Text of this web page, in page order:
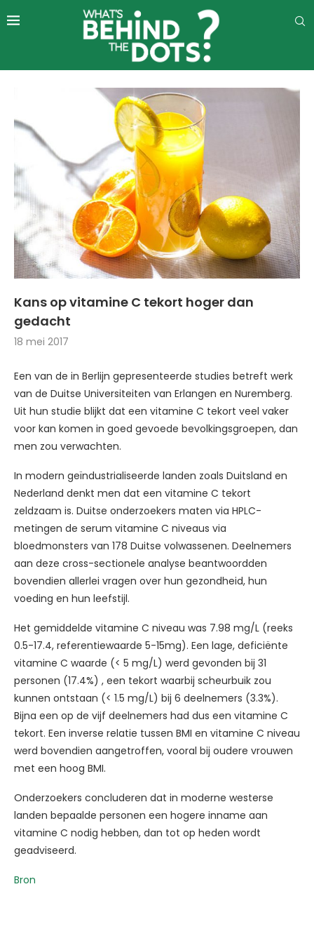
Kans op vitamine C tekort hoger dan
gedacht
18 mei 2017
Een van de in Berlijn gepresenteerde studies betreft werk
van de Duitse Universiteiten van Erlangen en Nuremberg.
Uit hun studie blijkt dat een vitamine C tekort veel vaker
voor kan komen in goed gevoede bevolkingsgroepen, dan
men zou verwachten.
In modern geïndustrialiseerde landen zoals Duitsland en
Nederland denkt men dat een vitamine C tekort
zeldzaam is. Duitse onderzoekers maten via HPLC-
metingen de serum vitamine C niveaus via
bloedmonsters van 178 Duitse volwassenen. Deelnemers
aan deze cross-sectionele analyse beantwoordden
bovendien allerlei vragen over hun gezondheid, hun
voeding en hun leefstijl.
Het gemiddelde vitamine C niveau was 7.98 mg/L (reeks
0.5-17.4, referentiewaarde 5-15mg). Een lage, deficiënte
vitamine C waarde (< 5 mg/L) werd gevonden bij 31
personen (17.4%) , een tekort waarbij scheurbuik zou
kunnen ontstaan (< 1.5 mg/L) bij 6 deelnemers (3.3%).
Bijna een op de vijf deelnemers had dus een vitamine C
tekort. Een inverse relatie tussen BMI en vitamine C niveau
werd bovendien aangetroffen, vooral bij oudere vrouwen
met een hoog BMI.
Onderzoekers concluderen dat in moderne westerse
landen bepaalde personen een hogere inname aan
vitamine C nodig hebben, dan tot op heden wordt
geadviseerd.
Bron